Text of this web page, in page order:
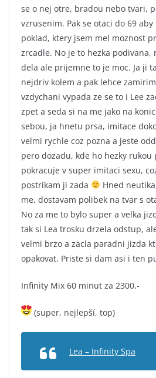
se o nej otre, bradou nebo tvari,
vzrusenim. Pak se otaci do 69
poklad, ktery jsem mel moznost
zrcadle. No je to hezka podivana,
dela ale prijemne to je moc. Ja ji
nejdriv kolem a pak lehce
vzdychani vypada ze se to i Lee
zpet a seda si na me jako na
sebou, ja hnetu prsa, imitace
velmi rychle coz pozna a jeste
pero dozadu, kde ho hezky
pokracuje v super imitaci sexu,
postrikam ji zada
Hned
me, dostavam polibek na tvar s
No za me to bylo super a velka
tak si Lea trosku drzela odstup,
velmi brzo a zacla paradni jizda
opakovat. Priste si dam asi i ten
Infinity Mix 60 minut za 2300,-
(super, nejlepší, top)
Lea – Infinity Spa